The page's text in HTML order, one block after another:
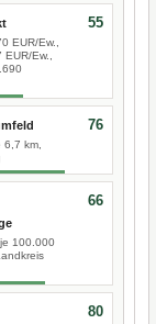
EUR/Ew.,
Ew.,
55
6,7 km,
76
100.000
66
80